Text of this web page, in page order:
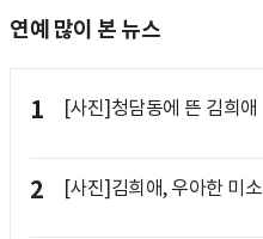
연예 많이 본 뉴스
1 [사진]청담동에 뜬 김희애
2 [사진]김희애, 우아한 미소